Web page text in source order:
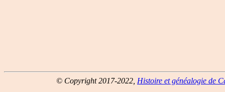
© Copyright 2017-2022, Histoire et généalogie de